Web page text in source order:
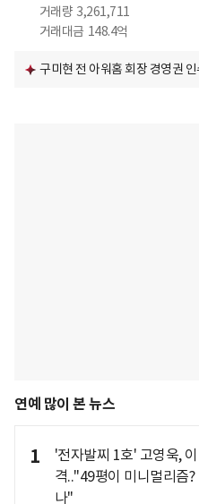
거래량 3,261,711
거래대금 148.4억
구미현 전 아워홈 회장 경영권 인
연예 많이 본 뉴스
1
'전자발찌 1호' 고영욱,
격.."49평이 미니멀리즘
나"